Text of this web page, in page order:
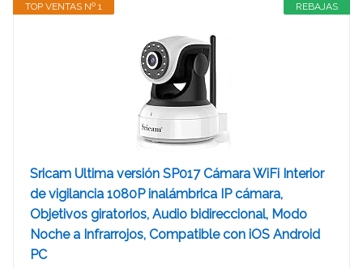
REBAJAS
TOP VENTAS Nº 1
Sricam Ultima versión SP017 Cámara WiFi Interior
de vigilancia 1080P inalámbrica IP cámara,
Objetivos giratorios, Audio bidireccional, Modo
Noche a Infrarrojos, Compatible con iOS Android
PC